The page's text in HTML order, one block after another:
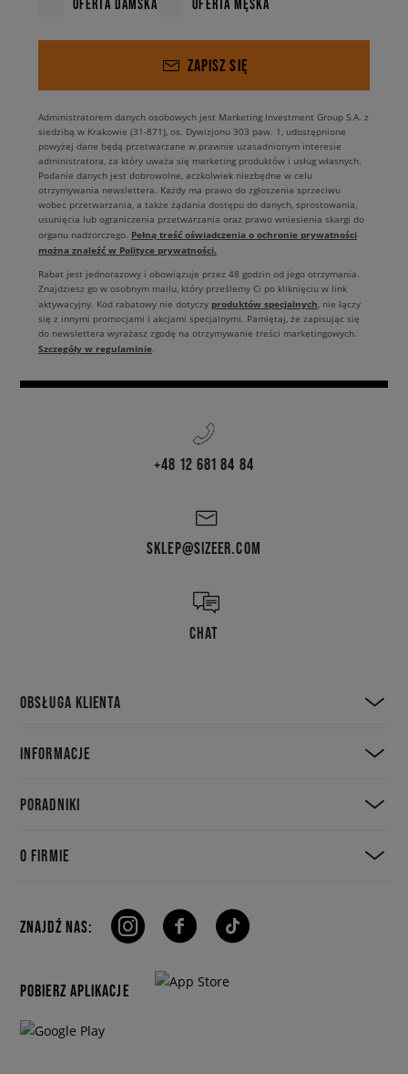
ZAPISZ SIĘ
Administratorem danych osobowych jest Marketing Investment Group S.A. z
siedzibą w Krakowie (31-871), os. Dywizjonu 303 paw. 1, udostępnione
powyżej dane będą przetwarzane w prawnie uzasadnionym interesie
administratora, za który uważa się marketing produktów i usług własnych.
Podanie danych jest dobrowolne, aczkolwiek niezbędne w celu
otrzymywania newslettera. Każdy ma prawo do zgłoszenia sprzeciwu
wobec przetwarzania, a także żądania dostępu do danych, sprostowania,
usunięcia lub ograniczenia przetwarzania oraz prawo wniesienia skargi do
organu nadzorczego. Pełną treść oświadczenia o ochronie prywatności
można znaleźć w Polityce prywatności.
Rabat jest jednorazowy i obowiązuje przez 48 godzin od jego otrzymania.
Znajdziesz go w osobnym mailu, który prześlemy Ci po kliknięciu w link
aktywacyjny. Kod rabatowy nie dotyczy produktów specjalnych, nie łączy
się z innymi promocjami i akcjami specjalnymi. Pamiętaj, że zapisując się
do newslettera wyrażasz zgodę na otrzymywanie treści marketingowych.
Szczegóły w regulaminie.
+48 12 681 84 84
SKLEP@SIZEER.COM
CHAT
OBSŁUGA KLIENTA
INFORMACJE
PORADNIKI
O FIRMIE
ZNAJDŹ NAS:
POBIERZ APLIKACJE